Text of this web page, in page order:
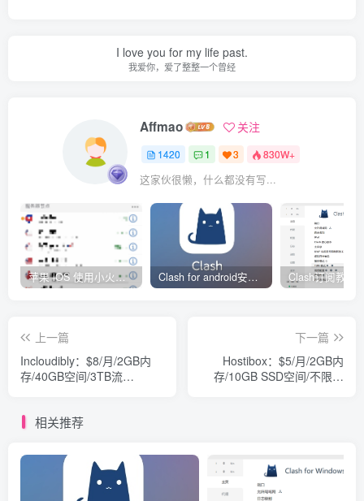
I love you for my life past.
我爱你，爱了整整一个曾经
Affmao 关注
1420 1 3 830W+
这家伙很懒，什么都没有写...
苹果 iOS 使用小火箭(shadowrocket)新手教程 Clash for android安卓客户端保姆级新手使用教程
上一篇
Incloudibly：$8/月/2GB内
存/40GB空间/3TB流
下一篇
Hostibox：$5/月/2GB内
存/10GB SSD空间/不限流
相关推荐